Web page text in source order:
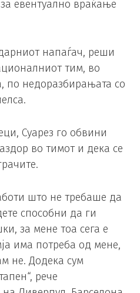
евентуално враќање
напаѓач, реши
тим, во
по недоразбирањата со
Суарез го обвини
во тимот и дека се
што не требаше да
способни да ги
за мене тоа сега е
има потреба од мене,
не. Додека сум
рече